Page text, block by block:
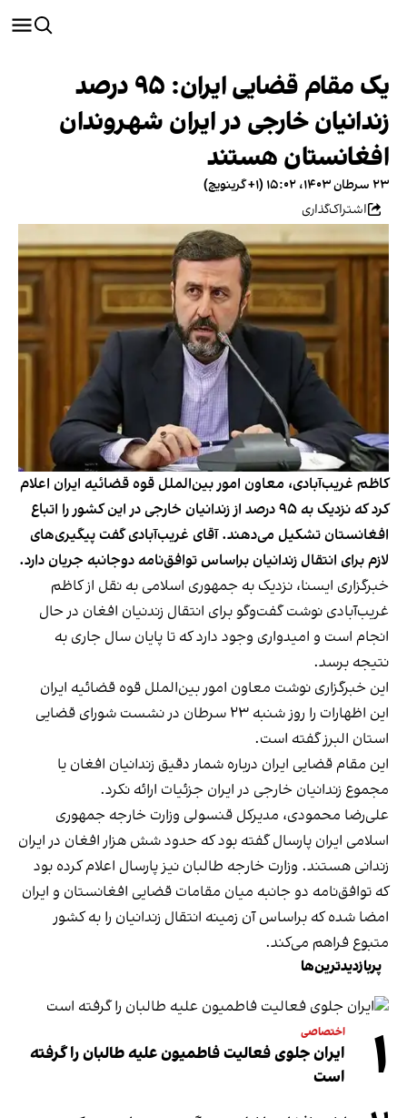
یک مقام قضایی ایران: ۹۵ درصد
زندانیان خارجی در ایران شهروندان
افغانستان هستند
۲۳ سرطان ۱۴۰۳، ۱۵:۰۲ (‎+۱ گرینویچ)
اشتراک‌گذاری
کاظم غریب‌آبادی، معاون امور بین‌الملل قوه قضائیه ایران اعلام
کرد که نزدیک به ۹۵ درصد از زندانیان خارجی در این کشور را اتباع
افغانستان تشکیل می‌دهند. آقای غریب‌آبادی گفت پیگیری‌های
لازم برای انتقال زندانیان براساس توافق‌نامه دوجانبه جریان دارد.
خبرگزاری ایسنا، نزدیک به جمهوری اسلامی به نقل از کاظم
غریب‌آبادی نوشت گفت‌وگو برای انتقال زندنیان افغان در حال
انجام است و امیدواری وجود دارد که تا پایان سال جاری به
نتیجه برسد.
این خبرگزاری نوشت معاون امور بین‌الملل قوه قضائیه ایران
این اظهارات را روز شنبه ۲۳ سرطان در نشست شورای قضایی
استان البرز گفته است.
این مقام قضایی ایران درباره شمار دقیق زندانیان افغان یا
مجموع زندانیان خارجی در ایران جزئیات ارائه نکرد.
علی‌رضا محمودی، مدیرکل قنسولی وزارت خارجه جمهوری
اسلامی ایران پارسال گفته بود که حدود شش هزار افغان در ایران
زندانی‌ هستند. وزارت خارجه طالبان نیز پارسال اعلام کرده بود
که توافق‌نامه‌ دو جانبه میان مقامات قضایی افغانستان و ایران
امضا شده که براساس آن زمینه انتقال زندانیان را به کشور
متبوع فراهم می‌کند.
پربازدیدترین‌ها
۱ اختصاصی
ایران جلوی فعالیت فاطمیون علیه طالبان را گرفته
است